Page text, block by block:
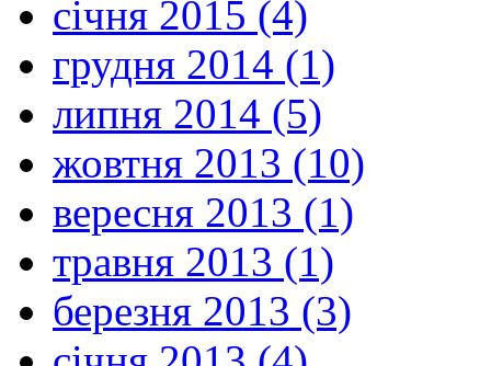
січня 2015 (4)
грудня 2014 (1)
липня 2014 (5)
жовтня 2013 (10)
вересня 2013 (1)
травня 2013 (1)
березня 2013 (3)